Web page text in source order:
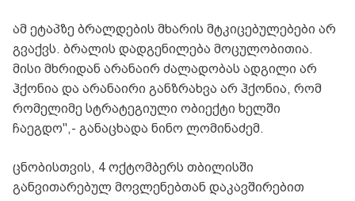
ამ ეტაპზე ბრალდების მხარის მტკიცებულებები არ
გვაქვს. ბრალის დადგენილება მოცულობითია.
მისი მხრიდან არანაირ ძალადობას ადგილი არ
ჰქონია და არანაირი განზრახვა არ ჰქონია, რომ
რომელიმე სტრატეგიული ობიექტი ხელში
ჩაეგდო",- განაცხადა ნინო ლომინაძემ.
ცნობისთვის, 4 ოქტომბერს თბილისში
განვითარებულ მოვლენებთან დაკავშირებით